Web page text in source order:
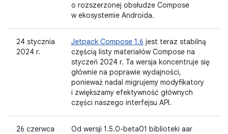
o rozszerzonej obsłudze Compose
w ekosystemie Androida.
24 stycznia
2024 r.
Jetpack Compose 1.6 jest teraz stabilną
częścią listy materiałów Compose na
styczeń 2024 r. Ta wersja koncentruje się
głównie na poprawie wydajności,
ponieważ nadal migrujemy modyfikatory
i zwiększamy efektywność głównych
części naszego interfejsu API.
26 czerwca
Od wersji 1.5.0-beta01 biblioteki aar